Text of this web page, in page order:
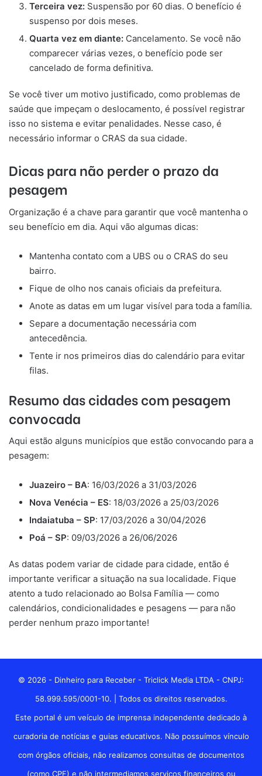
Terceira vez: Suspensão por 60 dias. O benefício é
suspenso por dois meses.
Quarta vez em diante: Cancelamento. Se você não
comparecer várias vezes, o benefício pode ser
cancelado de forma definitiva.
Se você tiver um motivo justificado, como problemas de
saúde que impeçam o deslocamento, é possível registrar
isso no sistema e evitar penalidades. Nesse caso, é
necessário informar o CRAS da sua cidade.
Dicas para não perder o prazo da
pesagem
Organização é a chave para garantir que você mantenha o
seu benefício em dia. Aqui vão algumas dicas:
Mantenha contato com a UBS ou o CRAS do seu
bairro.
Fique de olho nos canais oficiais da prefeitura.
Anote as datas em um lugar visível para toda a família.
Separe a documentação necessária com
antecedência.
Tente ir nos primeiros dias do calendário para evitar
filas.
Resumo das cidades com pesagem
convocada
Aqui estão alguns municípios que estão convocando para a
pesagem:
Juazeiro – BA: 16/03/2026 a 31/03/2026
Nova Venécia – ES: 18/03/2026 a 25/03/2026
Indaiatuba – SP: 17/03/2026 a 30/04/2026
Poá – SP: 09/03/2026 a 26/06/2026
As datas podem variar de cidade para cidade, então é
importante verificar a situação na sua localidade. Fique
atento a tudo relacionado ao Bolsa Família — como
calendários, condicionalidades e pesagens — para não
perder nenhum prazo importante!
© 2026 - Dinheiro para Receber - Triclick Media LTDA - CNPJ:
58.999.595/0001-10. | Todos os direitos reservados.
Este portal é um veículo de imprensa independente dedicado à
curadoria de notícias e guias educativos. Não possuímos vínculo
com órgãos oficiais, não realizamos consultas de documentos
(como CPF) e não intermediamos serviços financeiros ou